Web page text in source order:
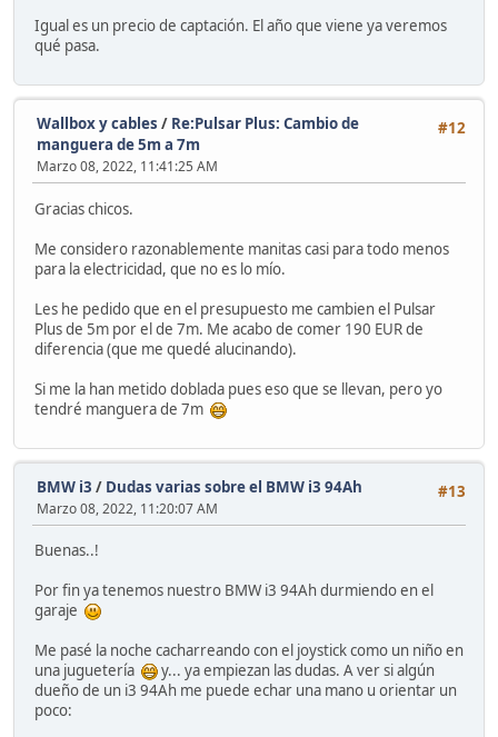
Igual es un precio de captación. El año que viene ya veremos
qué pasa.
#12
Wallbox y cables / Re:Pulsar Plus: Cambio de
manguera de 5m a 7m
Marzo 08, 2022, 11:41:25 AM
Gracias chicos.
Me considero razonablemente manitas casi para todo menos
para la electricidad, que no es lo mío.
Les he pedido que en el presupuesto me cambien el Pulsar
Plus de 5m por el de 7m. Me acabo de comer 190 EUR de
diferencia (que me quedé alucinando).
Si me la han metido doblada pues eso que se llevan, pero yo
tendré manguera de 7m
#13
BMW i3 / Dudas varias sobre el BMW i3 94Ah
Marzo 08, 2022, 11:20:07 AM
Buenas..!
Por fin ya tenemos nuestro BMW i3 94Ah durmiendo en el
garaje
Me pasé la noche cacharreando con el joystick como un niño en
una juguetería
y... ya empiezan las dudas. A ver si algún
dueño de un i3 94Ah me puede echar una mano u orientar un
poco: